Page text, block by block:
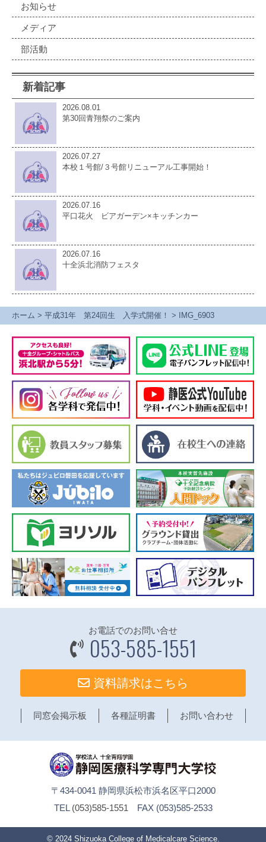
お知らせ
メディア
部活動
新着記事
2026.08.01
第30回青翔祭のご案内
2026.07.27
本校１号館/３号館リニューアル工事開始！
2026.07.16
平口花火 ビアガーデン×キッチンカー
2026.07.16
十全浜北消防フェスタ
ホーム > 平成31年 第24回生 入学式開催！ > IMG_6903
お電話でのお問い合せ
053-585-1551
資料請求はこちら
同窓会掲示板 各種証明書 お問い合わせ
〒434-0041 静岡県浜松市浜名区平口2000
TEL (053)585-1551FAX (053)585-2533
© 2024 Shizuoka College of Medicalcare Science.